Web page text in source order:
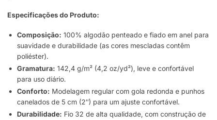
Especificações do Produto:
Composição: 100% algodão penteado e fiado em anel para
suavidade e durabilidade (as cores mescladas contêm
poliéster).
Gramatura: 142,4 g/m² (4,2 oz/yd²), leve e confortável
para uso diário.
Conforto: Modelagem regular com gola redonda e punhos
canelados de 5 cm (2″) para um ajuste confortável.
Durabilidade: Fio 32 de alta qualidade, com construção de